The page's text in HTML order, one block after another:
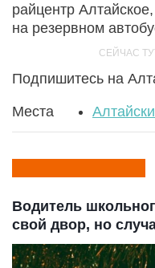
райцентр
на резервном
Подпишитесь на
Места
Водитель
свой двор, но